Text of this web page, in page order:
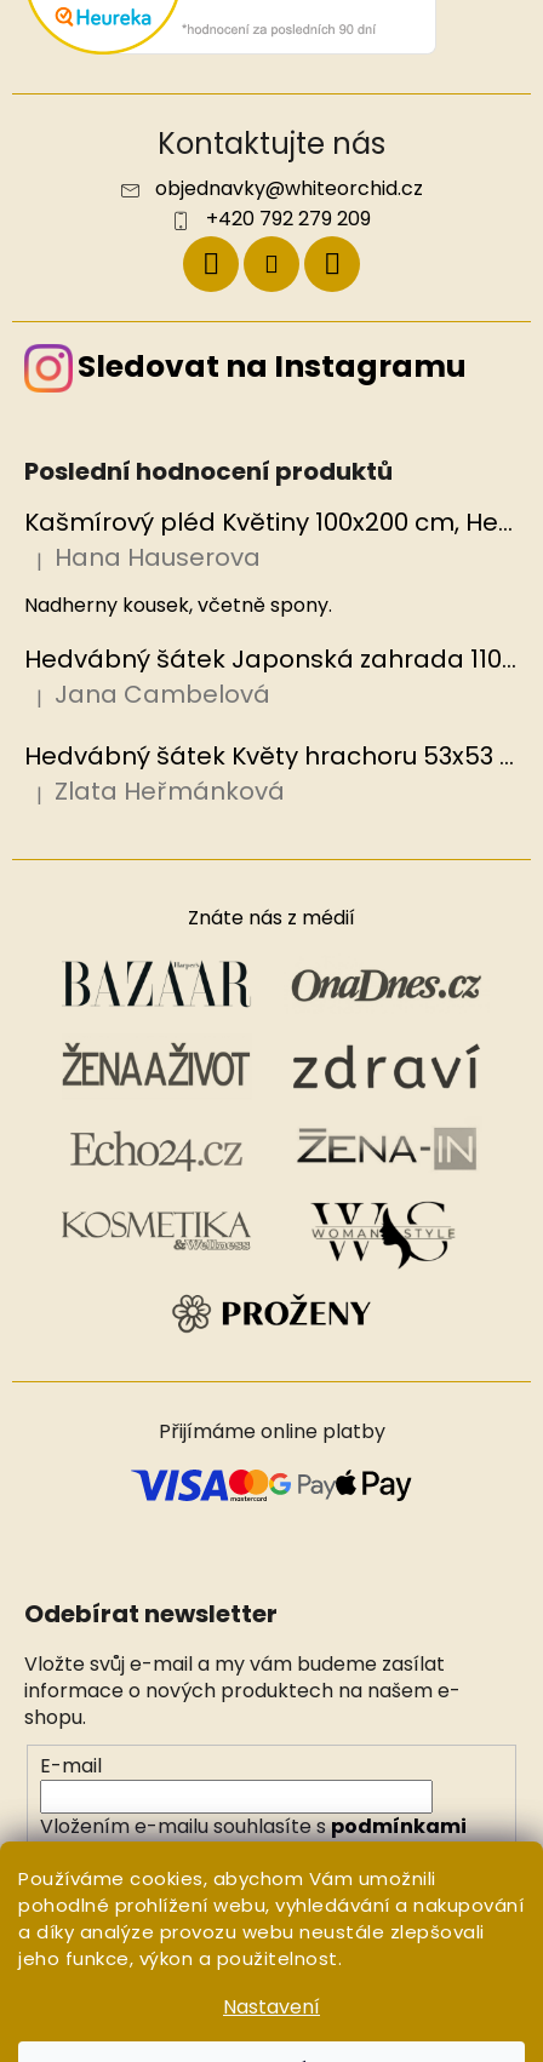
Používáme cookies, abychom Vám umožnili
pohodlné prohlížení webu, vyhledávání a nakupování
a díky analýze provozu webu neustále zlepšovali
jeho funkce, výkon a použitelnost.
Nastavení
Kontaktujte nás
objednavky@whiteorchid.cz
+420 792 279 209
Sledovat na Instagramu
Poslední hodnocení produktů
Kašmírový pléd Květiny 100x200 cm, Hedvábný svět
Hodnocení produktu je 5 z 5 hvězdiček.
| Hana Hauserova
Nadherny kousek, včetně spony.
Hedvábný šátek Japonská zahrada 110x110 cm v dárkovém balení, HEDVÁBNÝ SVĚT
Hodnocení produktu je 5 z 5 hvězdiček.
| Jana Cambelová
Hedvábný šátek Květy hrachoru 53x53 cm v dárkovém balení, HEDVÁBNÝ SVĚT
Hodnocení produktu je 5 z 5 hvězdiček.
| Zlata Heřmánková
Znáte nás z médií
Přijímáme online platby
Odebírat newsletter
Vložte svůj e-mail a my vám budeme zasílat
informace o nových produktech na našem e-
shopu.
E-mail
Vložením e-mailu souhlasíte spodmínkami
PŘIHLÁSIT SE
Vytvořil Shoptet